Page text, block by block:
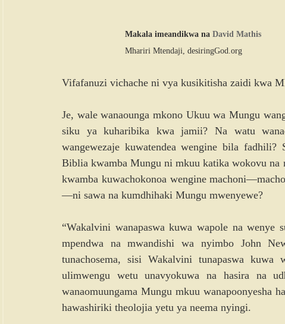
Makala imeandikwa na David Mathis
Mhariri Mtendaji, desiringGod.org
Vifafanuzi vichache ni vya kusikitisha zaidi kwa
Je, wale wanaounga mkono Ukuu wa Mungu
siku ya kuharibika kwa jamii? Na watu
wangewezaje kuwatendea wengine bila
Biblia kwamba Mungu ni mkuu katika wokovu
kwamba kuwachokonoa wengine
—ni sawa na kumdhihaki Mungu mwenyewe?
“Wakalvini wanapaswa kuwa wapole na
mpendwa na mwandishi wa nyimbo John
tunachosema, sisi Wakalvini tunapaswa
ulimwengu wetu unavyokuwa na hasira na
wanaomuungama Mungu mkuu wanapoonyesha
hawashiriki theolojia yetu ya neema nyingi.